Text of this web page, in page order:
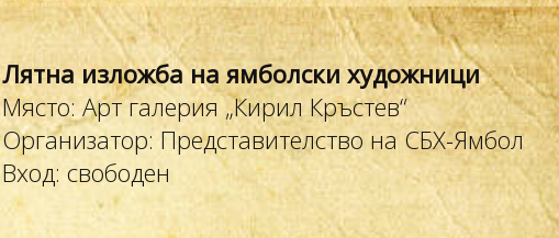
Лятна изложба на ямболски художници
Място: Арт галерия „Кирил Кръстев“
Организатор: Представителство на СБХ-Ямбол
Вход: свободен